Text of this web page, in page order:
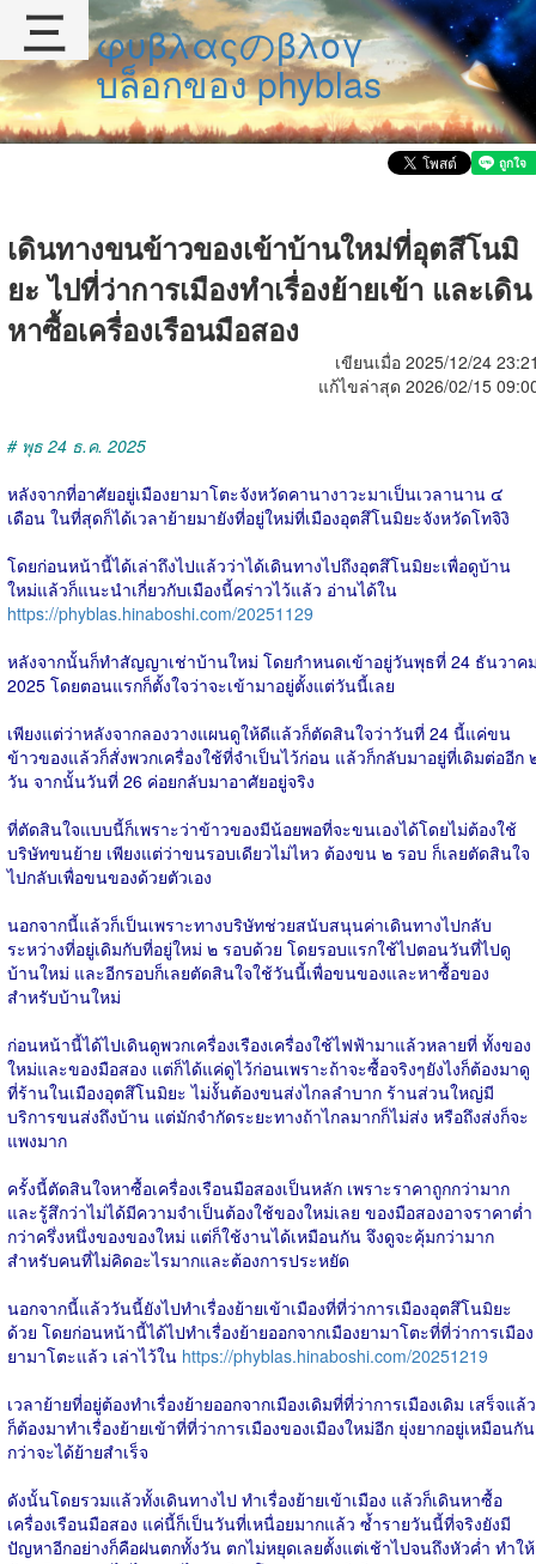
φυβλαςのβλογ
บล็อกของ phyblas
เดินทางขนข้าวของเข้าบ้านใหม่ที่อุตสึโนมิ
ยะ ไปที่ว่าการเมืองทำเรื่องย้ายเข้า และเดิน
หาซื้อเครื่องเรือนมือสอง
เขียนเมื่อ 2025/12/24
แก้ไขล่าสุด 2026/02/15
# พุธ 24 ธ.ค. 2025
หลังจากที่อาศัยอยู่เมืองยามาโตะจังหวัดคานางาวะมาเป็นเวลานาน ๔
เดือน ในที่สุดก็ได้เวลาย้ายมายังที่อยู่ใหม่ที่เมืองอุตสึโนมิยะจังหวัดโทจิงิ
โดยก่อนหน้านี้ได้เล่าถึงไปแล้วว่าได้เดินทางไปถึงอุตสึโนมิยะเพื่อดูบ้าน
ใหม่แล้วก็แนะนำเกี่ยวกับเมืองนี้คร่าวไว้แล้ว อ่านได้ใน
https://phyblas.hinaboshi.com/20251129
หลังจากนั้นก็ทำสัญญาเช่าบ้านใหม่ โดยกำหนดเข้าอยู่วันพุธที่ 24 ธันวาค
2025 โดยตอนแรกก็ตั้งใจว่าจะเข้ามาอยู่ตั้งแต่วันนี้เลย
เพียงแต่ว่าหลังจากลองวางแผนดูให้ดีแล้วก็ตัดสินใจว่าวันที่ 24 นี้แค่ขน
ข้าวของแล้วก็สั่งพวกเครื่องใช้ที่จำเป็นไว้ก่อน แล้วก็กลับมาอยู่ที่เดิมต่ออีก
วัน จากนั้นวันที่ 26 ค่อยกลับมาอาศัยอยู่จริง
ที่ตัดสินใจแบบนี้ก็เพราะว่าข้าวของมีน้อยพอที่จะขนเองได้โดยไม่ต้องใช้
บริษัทขนย้าย เพียงแต่ว่าขนรอบเดียวไม่ไหว ต้องขน ๒​ รอบ ก็เลยตัดสินใจ
ไปกลับเพื่อขนของด้วยตัวเอง
นอกจากนี้แล้วก็เป็นเพราะทางบริษัทช่วยสนับสนุนค่าเดินทางไปกลับ
ระหว่างที่อยู่เดิมกับที่อยู่ใหม่ ๒​ รอบด้วย โดยรอบแรกใช้ไปตอนวันที่ไปดู
บ้านใหม่ และอีกรอบก็เลยตัดสินใจใช้วันนี้เพื่อขนของและหาซื้อของ
สำหรับบ้านใหม่
ก่อนหน้านี้ได้ไปเดินดูพวกเครื่องเรืองเครื่องใช้ไฟฟ้ามาแล้วหลายที่ ทั้งของ
ใหม่และของมือสอง แต่ก็ได้แค่ดูไว้ก่อนเพราะถ้าจะซื้อจริงๆยังไงก็ต้องมาดู
ที่ร้านในเมืองอุตสึโนมิยะ ไม่งั้นต้องขนส่งไกลลำบาก ร้านส่วนใหญ่มี
บริการขนส่งถึงบ้าน แต่มักจำกัดระยะทางถ้าไกลมากก็ไม่ส่ง หรือถึงส่งก็จะ
แพงมาก
ครั้งนี้ตัดสินใจหาซื้อเครื่องเรือนมือสองเป็นหลัก เพราะราคาถูกกว่ามาก
และรู้สึกว่าไม่ได้มีความจำเป็นต้องใช้ของใหม่เลย ของมือสองอาจราคาต่ำ
กว่าครึ่งหนึ่งของของใหม่ แต่ก็ใช้งานได้เหมือนกัน จึงดูจะคุ้มกว่ามาก
สำหรับคนที่ไม่คิดอะไรมากและต้องการประหยัด
นอกจากนี้แล้ววันนี้ยังไปทำเรื่องย้ายเข้าเมืองที่ที่ว่าการเมืองอุตสึโนมิยะ
ด้วย โดยก่อนหน้านี้ได้ไปทำเรื่องย้ายออกจากเมืองยามาโตะที่ที่ว่าการเมือง
ยามาโตะแล้ว เล่าไว้ใน https://phyblas.hinaboshi.com/20251219
เวลาย้ายที่อยู่ต้องทำเรื่องย้ายออกจากเมืองเดิมที่ที่ว่าการเมืองเดิม เสร็จแล้ว
ก็ต้องมาทำเรื่องย้ายเข้าที่ที่ว่าการเมืองของเมืองใหม่อีก ยุ่งยากอยู่เหมือนกัน
กว่าจะได้ย้ายสำเร็จ
ดังนั้นโดยรวมแล้วทั้งเดินทางไป ทำเรื่องย้ายเข้าเมือง แล้วก็เดินหาซื้อ
เครื่องเรือนมือสอง แค่นี้ก็เป็นวันที่เหนื่อยมากแล้ว ซ้ำรายวันนี้ที่จริงยังมี
ปัญหาอีกอย่างก็คือฝนตกทั้งวัน ตกไม่หยุดเลยตั้งแต่เช้าไปจนถึงหัวค่ำ ทำให้
三